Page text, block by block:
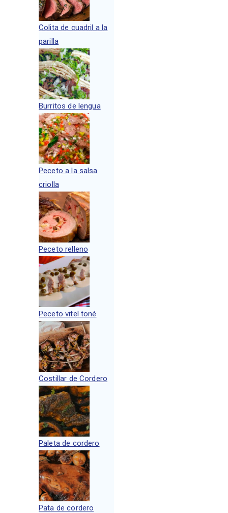
Colita de cuadril a la
parilla
Burritos de lengua
Peceto a la salsa
criolla
Peceto relleno
Peceto vitel toné
Costillar de Cordero
Paleta de cordero
Pata de cordero